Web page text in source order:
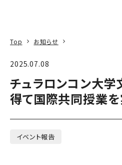
Top お知らせ
2025.07.08
チュラロンコン大
得て国際共同授業を
イベント報告